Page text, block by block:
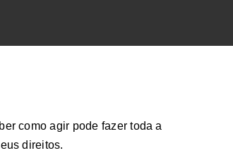
como agir pode fazer toda a
direitos.